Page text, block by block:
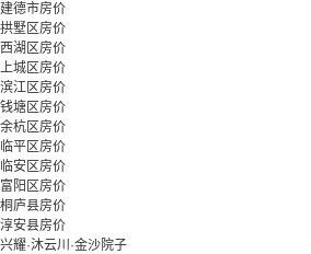
建德市房价
拱墅区房价
西湖区房价
上城区房价
滨江区房价
钱塘区房价
余杭区房价
临平区房价
临安区房价
富阳区房价
桐庐县房价
淳安县房价
兴耀·沐云川·金沙院子